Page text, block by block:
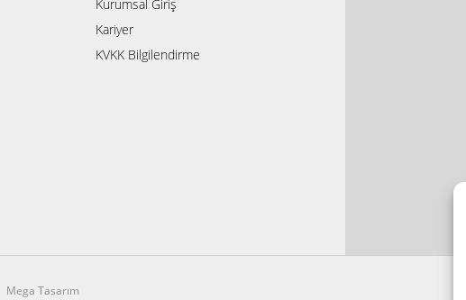
Kurumsal Giriş
Kariyer
KVKK Bilgilendirme
Mega Tasarım